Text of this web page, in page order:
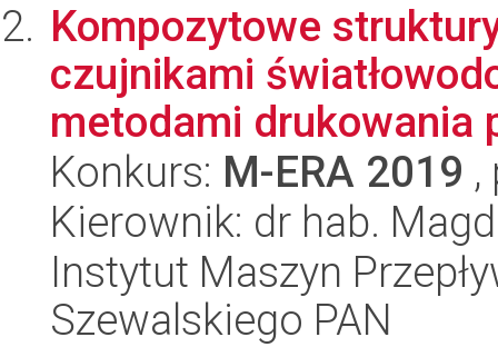
Kompozytowe
czujnikami
metodami drukowania
Konkurs: M-ERA 2019 ,
Kierownik: dr hab.
Instytut Maszyn
Szewalskiego PAN